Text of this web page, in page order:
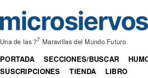
Una de las 77 Maravillas del Mundo Futuro
PORTADA SECCIONES/BUSCAR
SUSCRIPCIONES
TIENDA LIBRO